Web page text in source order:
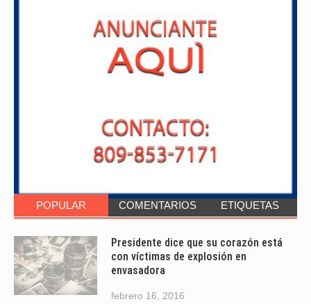
POPULAR COMENTARIOS ETIQUETAS
Presidente dice que su corazón está
con víctimas de explosión en
envasadora
febrero 16, 2016